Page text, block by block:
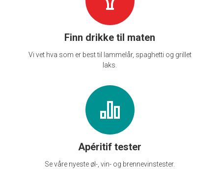
Finn drikke til maten
Vi vet hva som er best til lammelår, spaghetti og grillet
laks.
Apéritif tester
Se våre nyeste øl-, vin- og brennevinstester.